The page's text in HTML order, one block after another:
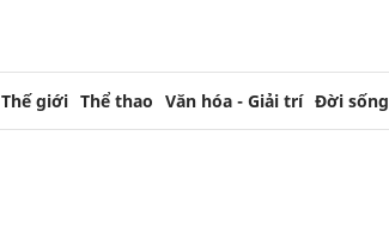
Thế giới Thể thao Văn hóa - Giải trí Đời sống